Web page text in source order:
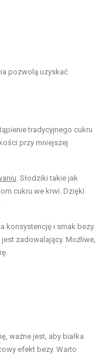
pozwolą uzyskać
tradycyjnego cukru
przy mniejszej
. Słodziki takie jak
cukru we krwi. Dzięki
konsystencję i smak bezy.
zadowalający. Możliwe,
ważne jest, aby białka
efekt bezy. Warto